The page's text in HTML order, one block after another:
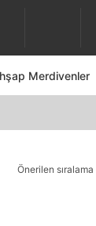
Merdivenler